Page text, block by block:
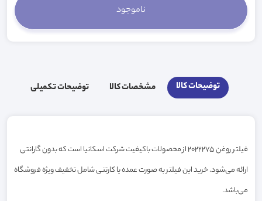
توضیحات کالا مشخصات کالا توضیحات تکمیلی
فیلتر روغن 2022275 از محصولات باکیفیت شرکت اسکانیا است که بدون گارانتی
ارائه می‌شود. خرید این فیلتر به صورت عمده یا کارتنی شامل تخفیف ویژه فروشگاه
می‌باشد.